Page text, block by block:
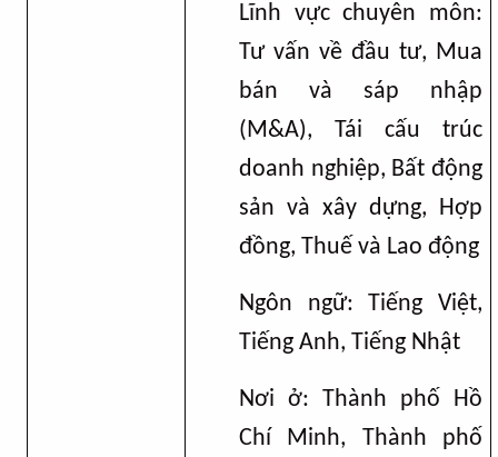
Lĩnh vực chuyên môn:
Tư vấn về đầu tư, Mua
bán và sáp nhập
(M&A), Tái cấu trúc
doanh nghiệp, Bất động
sản và xây dựng, Hợp
đồng, Thuế và Lao động
Ngôn ngữ:Tiếng Việt,
Tiếng Anh, Tiếng Nhật
Nơi ở: Thành phố Hồ
Chí Minh, Thành phố